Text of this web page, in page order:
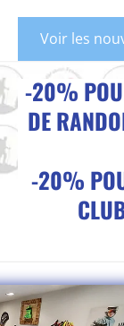
Voir les
-20%
DE
-20%